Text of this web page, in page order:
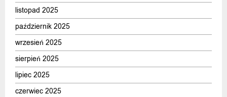
listopad 2025
październik 2025
wrzesień 2025
sierpień 2025
lipiec 2025
czerwiec 2025